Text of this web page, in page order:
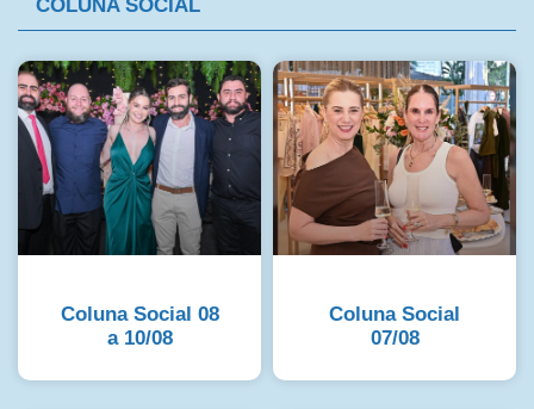
COLUNA SOCIAL
Coluna Social 08
a 10/08
Coluna Social
07/08